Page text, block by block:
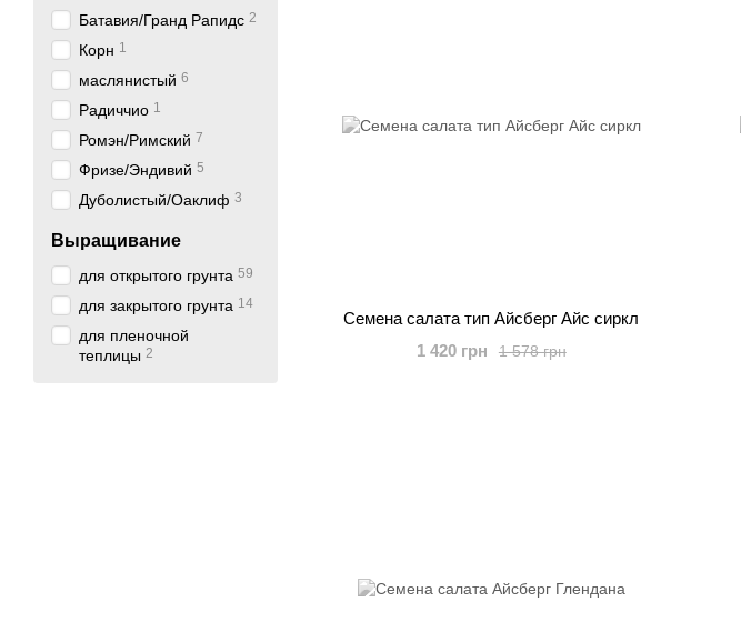
Семена салата тип Айсберг Айс сиркл
1 578 грн
1 420 грн
Батавия/Гранд Рапидс 2
Корн 1
маслянистый 6
Радиччио 1
Ромэн/Римский 7
Фризе/Эндивий 5
Дуболистый/Оаклиф 3
Выращивание
для открытого грунта 59
для закрытого грунта 14
для пленочной
теплицы 2